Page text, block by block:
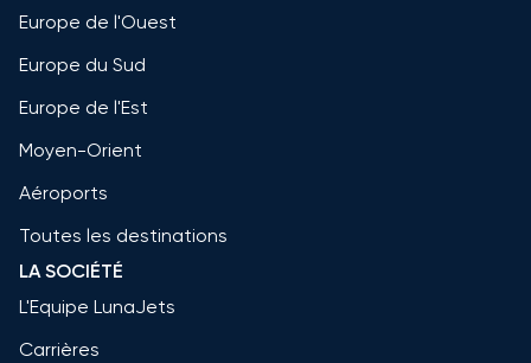
Europe de l'Ouest
Europe du Sud
Europe de l'Est
Moyen-Orient
Aéroports
Toutes les destinations
LA SOCIÉTÉ
L'Equipe LunaJets
Carrières